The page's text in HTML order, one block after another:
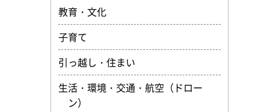
教育・文化
子育て
引っ越し・住まい
生活・環境・交通・航空（ドロー
ン）